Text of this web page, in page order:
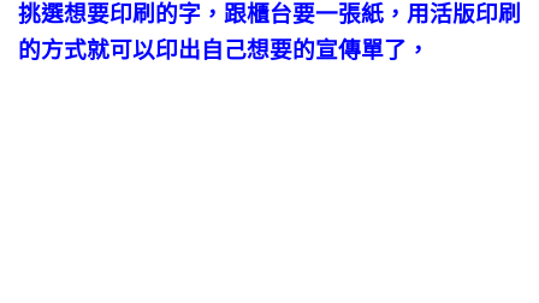
挑選想要印刷的字，跟櫃台要一張紙，用活版印刷
的方式就可以印出自己想要的宣傳單了，